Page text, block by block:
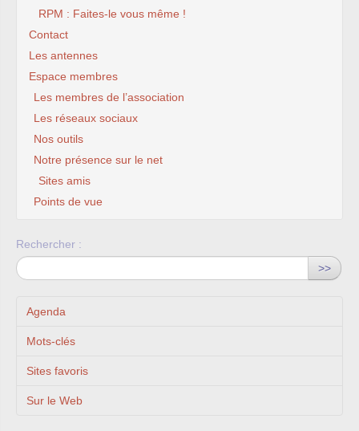
RPM : Faites-le vous même !
Contact
Les antennes
Espace membres
Les membres de l’association
Les réseaux sociaux
Nos outils
Notre présence sur le net
Sites amis
Points de vue
Rechercher :
>>
Agenda
Mots-clés
Sites favoris
Sur le Web